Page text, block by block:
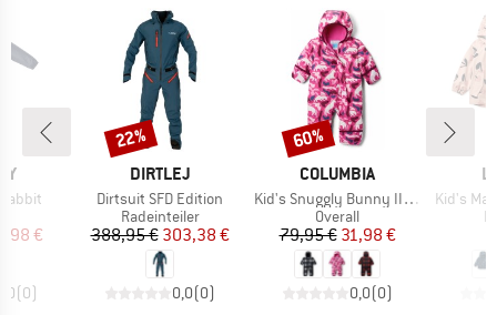
Preis
€
(0)
MARKE
DIRTLEJ
Artikel
Dirtsuit SFD Edition
Produktgruppe
Radeinteiler
Preis
388,95 €reduzierter Preis
303,38 €
0,0(0)
Rabatt
22%
MARKE
COLUMBIA
Artikel
Kid's Snuggly Bunny II Bunting
Produktgruppe
Overall
Preis
79,95 €reduzierter Preis
31,98 €
0,0(0)
Rabatt
60%
Artikel
Kid's